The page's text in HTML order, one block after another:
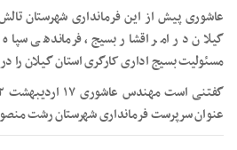
عاشوری پیش از این فرمانداری شهرستان
گیلان در امر اقشار بسیج، فرماندهی
مسئولیت بسیج اداری کارگری استان گیلان را
عنوان سرپرست فرمانداری شهرستان رشت